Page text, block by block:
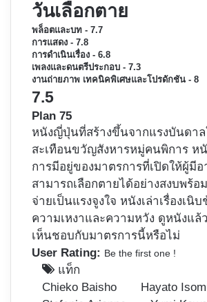
วันเลือกตาย
พล็อตและบท - 7.7
การแสดง - 7.8
การดำเนินเรื่อง - 6.8
เพลงและดนตรีประกอบ - 7.3
งานถ่ายภาพ เทคนิคพิเศษและโปรดักชัน - 8
7.5
Plan 75
หนังญี่ปุ่นที่สร้างขึ้นจากแรงบันดาล
สะเทือนขวัญสังหารหมู่คนพิการ ห
การมีอยู่ของมาตรการที่เปิดให้ผู้มี
สามารถเลือกตายได้อย่างสงบพร้อ
จ่ายเป็นแรงจูงใจ หนังเล่าเรื่องเนิ
ความเหงาและความหวัง ดูหนังแล้ว
เห็นชอบกับมาตรการนี้หรือไม่
User Rating: Be the first one !
แท็ก
Chieko Baisho
Hayato